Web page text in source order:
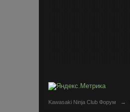
Kawasaki Ninja Club Форум →